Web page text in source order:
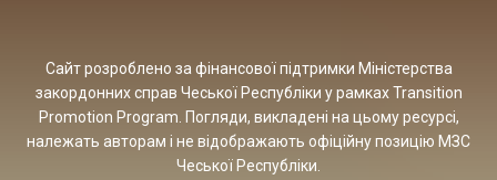
Сайт розроблено за фінансової підтримки Міністерства
закордонних справ Чеської Республіки у рамках Transition
Promotion Program. Погляди, викладені на цьому ресурсі,
належать авторам і не відображають офіційну позицію МЗС
Чеської Республіки.